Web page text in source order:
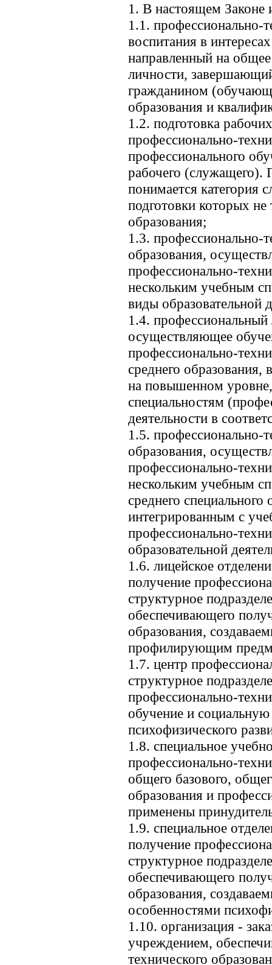
1. В настоящем
1.1. профессионально-
воспитания в
направленный на
личности,
гражданином
образования и
1.2. подготовка
профессионально-
профессионального
рабочего
понимается категория
подготовки которых не
образования;
1.3. профессионально-
образования,
профессионально-
нескольким учебным
виды образовательной
1.4.
осуществляющее
профессионально-
среднего
на повышенном
специальностям
деятельности в
1.5. профессионально-
образования,
профессионально-
нескольким учебным
среднего
интегрированным с
профессионально-
образовательной
1.6. лицейское
получение
структурное
обеспечивающего
образования,
профилирующим
1.7. центр
структурное
профессионально-
обучение и
психофизического
1.8. специальное
профессионально-
общего базового,
образования и
применены
1.9. специальное
получение
структурное
обеспечивающего
образования,
особенностями
1.10. организация -
учреждением,
технического